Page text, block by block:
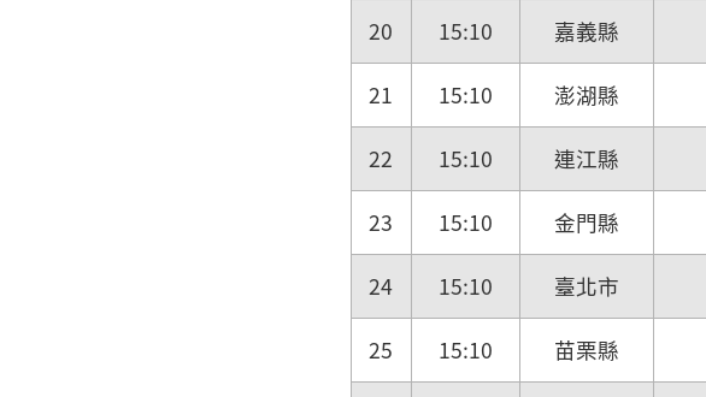
20 15:10 嘉義縣
21 15:10 澎湖縣
22 15:10 連江縣
23 15:10 金門縣
24 15:10 臺北市
25 15:10 苗栗縣